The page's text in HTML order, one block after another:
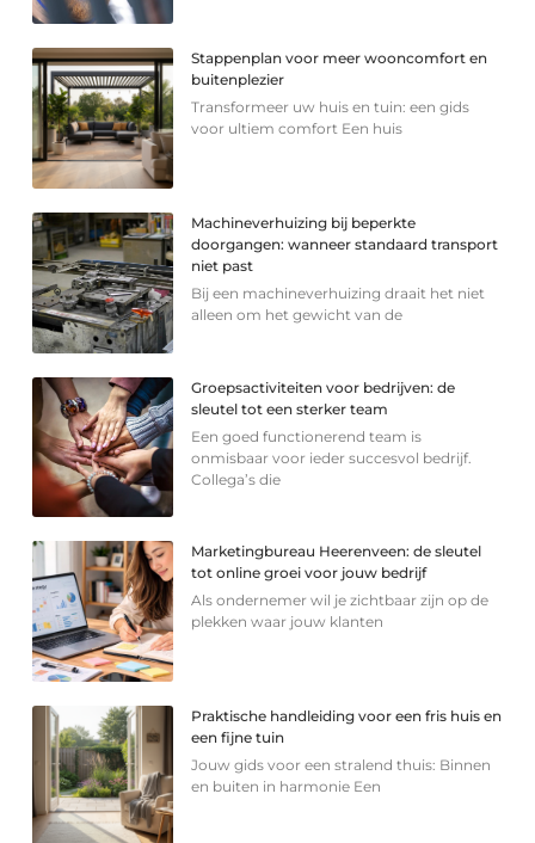
Stappenplan voor meer wooncomfort en
buitenplezier
Transformeer uw huis en tuin: een gids
voor ultiem comfort Een huis
Machineverhuizing bij beperkte
doorgangen: wanneer standaard transport
niet past
Bij een machineverhuizing draait het niet
alleen om het gewicht van de
Groepsactiviteiten voor bedrijven: de
sleutel tot een sterker team
Een goed functionerend team is
onmisbaar voor ieder succesvol bedrijf.
Collega’s die
Marketingbureau Heerenveen: de sleutel
tot online groei voor jouw bedrijf
Als ondernemer wil je zichtbaar zijn op de
plekken waar jouw klanten
Praktische handleiding voor een fris huis en
een fijne tuin
Jouw gids voor een stralend thuis: Binnen
en buiten in harmonie Een